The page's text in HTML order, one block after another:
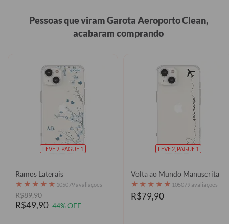
Pessoas que viram Garota Aeroporto Clean,
acabaram comprando
LEVE 2, PAGUE 1
Ramos Laterais
★ ★ ★ ★ ★ 105079 avaliações
R$89,90
R$49,90 44% OFF
LEVE 2, PAGUE 1
Volta ao Mundo Manuscrita
★ ★ ★ ★ ★ 105079 avaliações
R$79,90